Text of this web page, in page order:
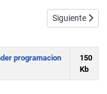
para niños y
Artículo
Siguiente
programacion
150
Kb